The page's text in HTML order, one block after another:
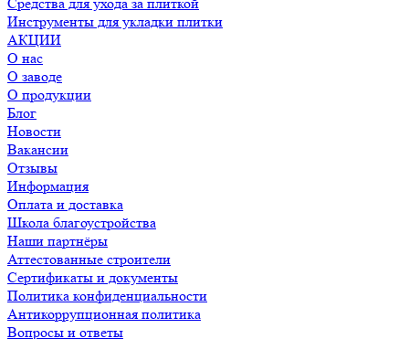
Инструменты для укладки плитки
АКЦИИ
О нас
О заводе
О продукции
Блог
Новости
Вакансии
Отзывы
Информация
Оплата и доставка
Школа благоустройства
Наши партнёры
Аттестованные строители
Сертификаты и документы
Политика конфиденциальности
Антикоррупционная политика
Вопросы и ответы